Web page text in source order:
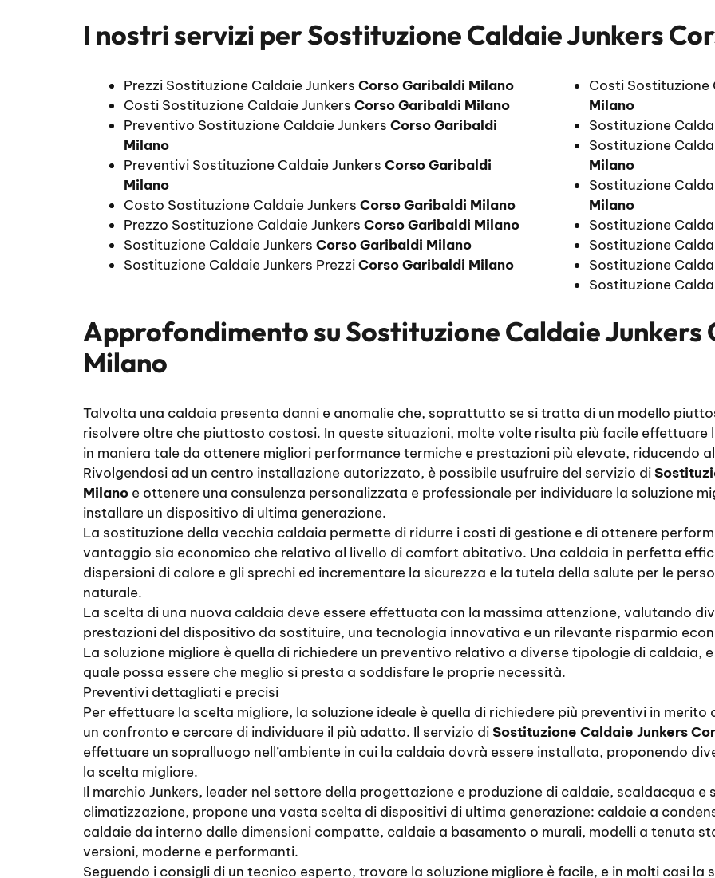
I nostri servizi perSostituzione Caldaie Junkers
Prezzi Sostituzione Caldaie Junkers Corso Garibaldi Milano
Costi Sostituzione Caldaie Junkers Corso Garibaldi Milano
Preventivo Sostituzione Caldaie Junkers Corso Garibaldi
Milano
Preventivi Sostituzione Caldaie Junkers Corso Garibaldi
Milano
Costo Sostituzione Caldaie Junkers Corso Garibaldi Milano
Prezzo Sostituzione Caldaie Junkers Corso Garibaldi Milano
Sostituzione Caldaie Junkers Corso Garibaldi Milano
Sostituzione Caldaie Junkers PrezziCorso Garibaldi Milano
Costi Sostituzione
Milano
Sostituzione
Sostituzione
Milano
Sostituzione
Milano
Sostituzione
Sostituzione
Sostituzione
Sostituzione
Approfondimento suSostituzione Caldaie Junkers
Milano
Talvolta una caldaia presenta danni e anomalie che, soprattutto se si tratta di un modello
risolvere oltre che piuttosto costosi. In queste situazioni, molte volte risulta più facile
in maniera tale da ottenere migliori performance termiche e prestazioni più elevate, riducendo
Rivolgendosi ad un centro installazione autorizzato, è possibile usufruire del servizio di
Milano e ottenere una consulenza personalizzata e professionale per individuare la soluzione
installare un dispositivo di ultima generazione.
La sostituzione della vecchia caldaia permette di ridurre i costi di gestione e di ottenere
vantaggio sia economico che relativo al livello di comfort abitativo. Una caldaia in perfetta
dispersioni di calore e gli sprechi ed incrementare la sicurezza e la tutela della salute per le
naturale.
La scelta di una nuova caldaia deve essere effettuata con la massima attenzione, valutando
prestazioni del dispositivo da sostituire, una tecnologia innovativa e un rilevante risparmio
La soluzione migliore è quella di richiedere un preventivo relativo a diverse tipologie di caldaia,
quale possa essere che meglio si presta a soddisfare le proprie necessità.
Preventivi dettagliati e precisi
Per effettuare la scelta migliore, la soluzione ideale è quella di richiedere più preventivi in
un confronto e cercare di individuare il più adatto. Il servizio diSostituzione Caldaie Junkers
effettuare un sopralluogo nell’ambiente in cui la caldaia dovrà essere installata, proponendo
la scelta migliore.
Il marchio Junkers, leader nel settore della progettazione e produzione di caldaie, scaldacqua e
climatizzazione, propone una vasta scelta di dispositivi di ultima generazione: caldaie a
caldaie da interno dalle dimensioni compatte, caldaie a basamento o murali, modelli a tenuta
versioni, moderne e performanti.
Seguendo i consigli di un tecnico esperto, trovare la soluzione migliore è facile, e in molti casi